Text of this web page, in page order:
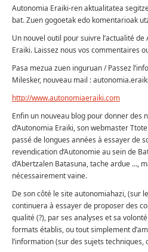
Autonomia Eraiki-ren aktualitatea
bat. Zuen gogoetak edo komentarioak
Un nouvel outil pour suivre l’actualité de
Eraiki. Laissez nous vos commentaires
Pasa mezua zuen inguruan / Passez
Milesker, nouveau mail :
http://www.autonomiaeraiki.com
Enfin un nouveau blog pour donner des
d’Autonomia Eraiki, son webmaster
passé de longues années à essayer de
revendication d’Autonomie au sein de
d’Abertzalen Batasuna, tache ardue …,
nécessairement vaine.
De son côté le site autonomiahazi, (sur
continuera à essayer de proposer des
qualité (?), par ses analyses et sa
formats établis, ou tout simplement
l’information (sur des sujets techniques,